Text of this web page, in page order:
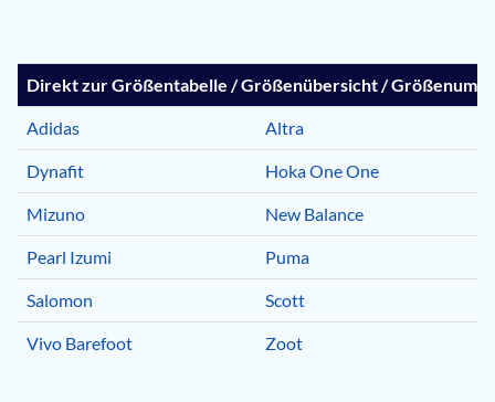
Direkt zur Größentabelle / Größenübersicht /
Adidas Altra
Dynafit Hoka One One
Mizuno New Balance
Pearl Izumi Puma
Salomon Scott
Vivo Barefoot Zoot